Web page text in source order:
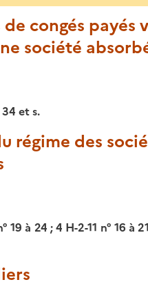
congés payés
société
34 et s.
régime des
19 à 24 ; 4 H-2-11 n° 16 à